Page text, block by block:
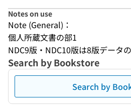
Notes on use
Note (General)：
個人所蔵文書の部1
NDC9版・NDC10版は8版データ
Search by Bookstore
Search by